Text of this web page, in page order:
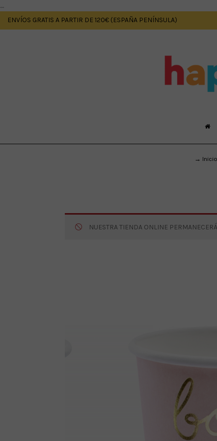
....
ENVÍOS GRATIS A PARTIR DE 120€ (ESPAÑA PENÍNSULA)
→ Inicio
NUESTRA TIENDA ONLINE